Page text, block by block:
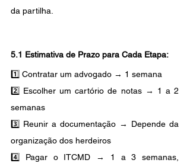
da partilha.
5.1 Estimativa de Prazo para Cada Etapa:
1️⃣ Contratar um advogado → 1 semana
2️⃣ Escolher um cartório de notas → 1 a 2
semanas
3️⃣ Reunir a documentação → Depende da
organização dos herdeiros
4️⃣ Pagar o ITCMD → 1 a 3 semanas,